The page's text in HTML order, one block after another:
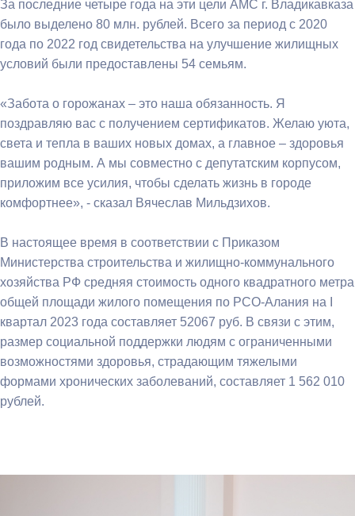
За последние четыре года на эти цели АМС г. Владикавказа
было выделено 80 млн. рублей. Всего за период с 2020
года по 2022 год свидетельства на улучшение жилищных
условий были предоставлены 54 семьям.
«Забота о горожанах – это наша обязанность. Я
поздравляю вас с получением сертификатов. Желаю уюта,
света и тепла в ваших новых домах, а главное – здоровья
вашим родным. А мы совместно с депутатским корпусом,
приложим все усилия, чтобы сделать жизнь в городе
комфортнее», - сказал Вячеслав Мильдзихов.
В настоящее время в соответствии с Приказом
Министерства строительства и жилищно-коммунального
хозяйства РФ средняя стоимость одного квадратного метра
общей площади жилого помещения по РСО-Алания на I
квартал 2023 года составляет 52067 руб. В связи с этим,
размер социальной поддержки людям с ограниченными
возможностями здоровья, страдающим тяжелыми
формами хронических заболеваний, составляет 1 562 010
рублей.